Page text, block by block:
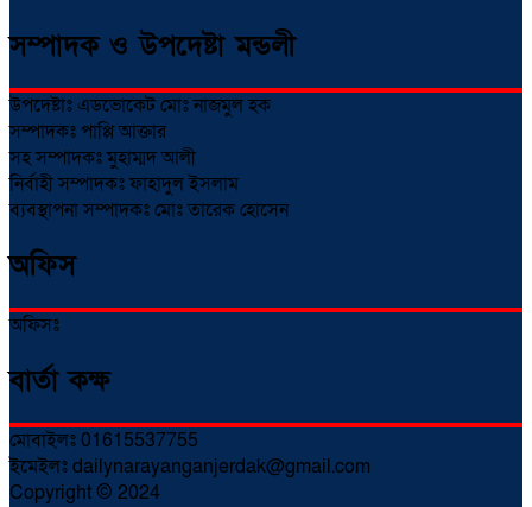
সম্পাদক ও উপদেষ্টা মন্ডলী
উপদেষ্টাঃ এডভোকেট মোঃ নাজমুল হক
সম্পাদকঃ পাপ্পি আক্তার
সহ সম্পাদকঃ মুহাম্মদ আলী
নির্বাহী সম্পাদকঃ ফাহাদুল ইসলাম
ব্যবস্থাপনা সম্পাদকঃ মোঃ তারেক হোসেন
অফিস
অফিসঃ
বার্তা কক্ষ
মোবাইলঃ 01615537755
ইমেইলঃ dailynarayanganjerdak@gmail.com
Copyright © 2024